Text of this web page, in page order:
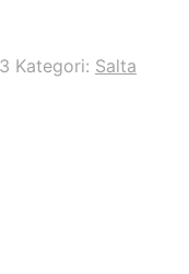
Kategori: Salta